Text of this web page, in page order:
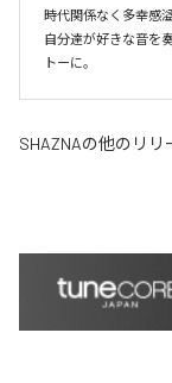
時代関係なく多幸感
自分達が好きな音を
SHAZNAの他のリリ